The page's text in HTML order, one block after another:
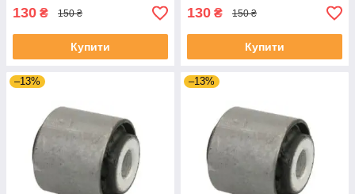
130 ₴ 150 ₴
Купити
130 ₴ 150 ₴
Купити
–13% –13%